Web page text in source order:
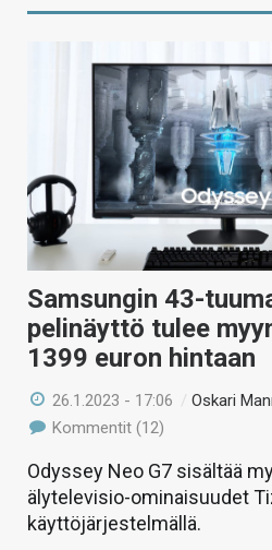
Samsungin 43-
pelinäyttö tulee
1399 euron hintaan
26.1.2023 - 17:06 /Oskari
Kommentit (12)
Odyssey Neo G7 sisältää
älytelevisio-ominaisuudet
käyttöjärjestelmällä.